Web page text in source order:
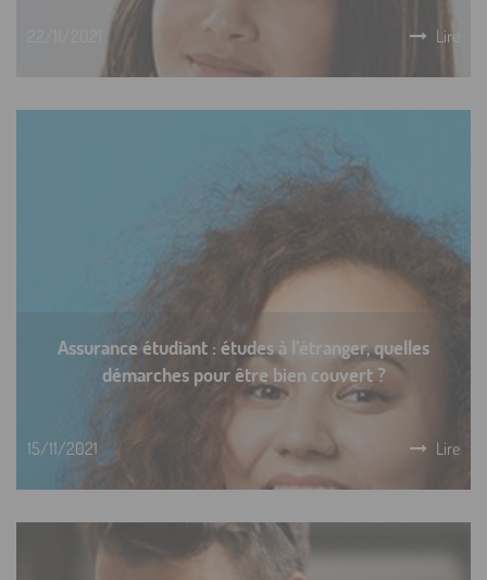
Lire
Assurance étudiant : études à l’étranger, quelles
démarches pour être bien couvert ?
15/11/2021 Lire